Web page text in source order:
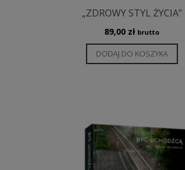
„ZDROWY STYL ŻYCIA”
89,00 zł brutto
DODAJ DO KOSZYKA